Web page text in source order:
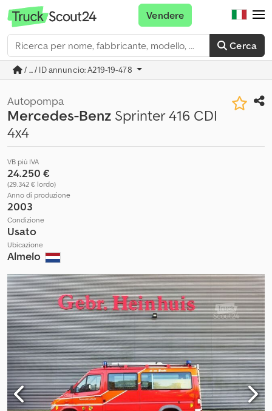
Cerca
Vendere
/ ... / ID annuncio: A219-19-478
Autopompa
Mercedes-Benz Sprinter 416 CDI
4x4
VB più IVA
24.250 €
(29.342 € lordo)
Anno di produzione
2003
Condizione
Usato
Ubicazione
Almelo